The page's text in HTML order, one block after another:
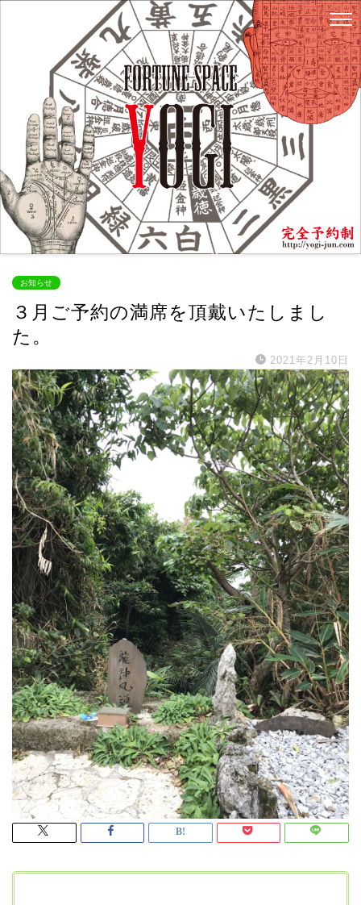
お知らせ
３月ご予約の満席を頂戴いたしまし
た。
2021年2月10日